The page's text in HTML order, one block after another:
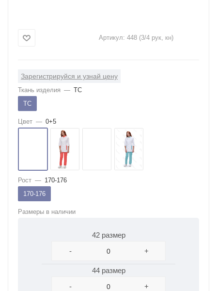
Артикул: 448 (3/4 рук, кн)
Зарегистрируйся и узнай цену
Ткань изделия — ТС
ТС
Цвет — 0+5
Рост — 170-176
170-176
Размеры в наличии
42 размер
-
+
44 размер
-
+